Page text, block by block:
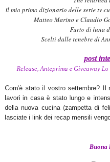
Il mio primo dizionario delle serie tv
Matteo Marino e Claudio
Furto di luna
Scelti dalle tenebre di
post
Release, Anteprima e Giveaway
Com'è stato il vostro settembre? Il
lavori in casa è stato lungo e
della nuova cucina (zampetta di
lasciate i link dei recap mensili ven
Buona